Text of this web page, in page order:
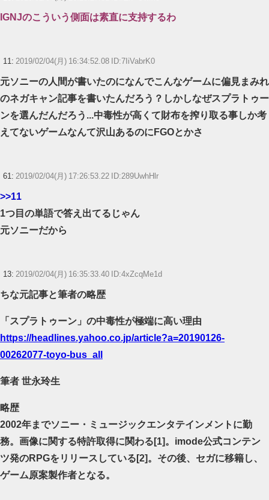
IGNJのこういう側面は素直に支持するわ
11: 2019/02/04(月) 16:34:52.08 ID:7IiVabrK0
元ソニーの人間が書いたのになんでこんなゲームに偏見まみれ
のネガキャン記事を書いたんだろう？しかしなぜスプラトゥー
ンを選んだんだろう...中毒性が高くて財布を搾り取る事しか考
えてないゲームなんて沢山あるのにFGOとかさ
61: 2019/02/04(月) 17:26:53.22 ID:289UwhHlr
>>11
1つ目の単語で答え出てるじゃん
元ソニーだから
13: 2019/02/04(月) 16:35:33.40 ID:4xZcqMe1d
ちな元記事と筆者の略歴
「スプラトゥーン」の中毒性が極端に高い理由
https://headlines.yahoo.co.jp/article?a=20190126-
00262077-toyo-bus_all
筆者 世永玲生
略歴
2002年までソニー・ミュージックエンタテインメントに勤
務。画像に関する特許取得に関わる[1]。imode公式コンテン
ツ発のRPGをリリースしている[2]。その後、セガに移籍し、
ゲーム原案製作者となる。